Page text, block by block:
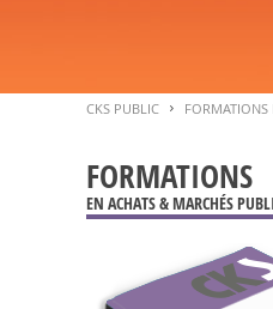
CKS PUBLIC > FORMATIONS
FORMATIONS
EN ACHATS & MARCHÉS